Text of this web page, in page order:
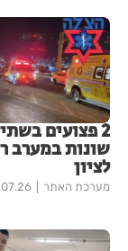
2 פצועים
שונות במערב
לציון
מערכת האתר